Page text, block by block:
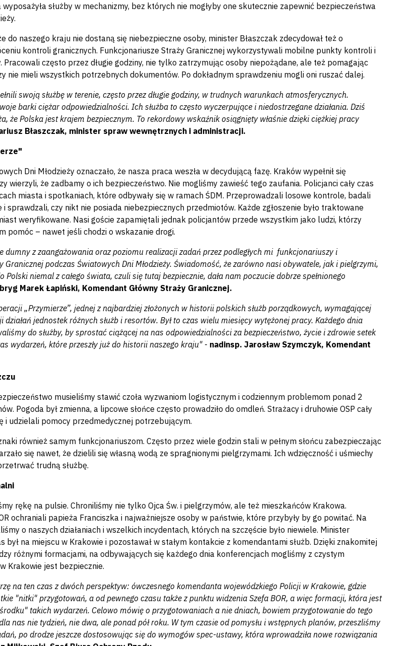
służby w mechanizmy, bez których nie mogłyby one skutecznie zapewnić bezpieczeństwa
do naszego kraju nie dostaną się niebezpieczne osoby, minister Błaszczak zdecydował też o
kontroli granicznych. Funkcjonariusze Straży Granicznej wykorzystywali mobilne punkty kontroli i
Pracowali często przez długie godziny, nie tylko zatrzymując osoby niepożądane, ale też pomagając
nie mieli wszystkich potrzebnych dokumentów. Po dokładnym sprawdzeniu mogli oni ruszać dalej.
swoją służbę w terenie, często przez długie godziny, w trudnych warunkach atmosferycznych.
barki ciężar odpowiedzialności. Ich służba to często wyczerpujące i niedostrzegane działania. Dziś
że Polska jest krajem bezpiecznym. To rekordowy wskaźnik osiągnięty właśnie dzięki ciężkiej pracy
Błaszczak, minister spraw wewnętrznych i administracji.
Dni Młodzieży oznaczało, że nasza praca weszła w decydującą fazę. Kraków wypełnił się
wierzyli, że zadbamy o ich bezpieczeństwo. Nie mogliśmy zawieść tego zaufania. Policjanci cały czas
miasta i spotkaniach, które odbywały się w ramach ŚDM. Przeprowadzali losowe kontrole, badali
sprawdzali, czy nikt nie posiada niebezpiecznych przedmiotów. Każde zgłoszenie było traktowane
weryfikowane. Nasi goście zapamiętali jednak policjantów przede wszystkim jako ludzi, którzy
pomóc – nawet jeśli chodzi o wskazanie drogi.
dumny z zaangażowania oraz poziomu realizacji zadań przez podległych mi funkcjonariuszy i
Granicznej podczas Światowych Dni Młodzieży. Świadomość, że zarówno nasi obywatele, jak i pielgrzymi,
Polski niemal z całego świata, czuli się tutaj bezpiecznie, dała nam poczucie dobrze spełnionego
Marek Łapiński, Komendant Główny Straży Granicznej.
„Przymierze”, jednej z najbardziej złożonych w historii polskich służb porządkowych, wymagającej
jednostek różnych służb i resortów. Był to czas wielu miesięcy wytężonej pracy. Każdego dnia
do służby, by sprostać ciążącej na nas odpowiedzialności za bezpieczeństwo, życie i zdrowie setek
wydarzeń, które przeszły już do historii naszego kraju" - nadinsp. Jarosław Szymczyk, Komendant
musieliśmy stawić czoła wyzwaniom logistycznym i codziennym problemom ponad 2
Pogoda był zmienna, a lipcowe słońce często prowadziło do omdleń. Strażacy i druhowie OSP cały
i udzielali pomocy przedmedycznej potrzebującym.
również samym funkcjonariuszom. Często przez wiele godzin stali w pełnym słońcu zabezpieczając
się nawet, że dzielili się własną wodą ze spragnionymi pielgrzymami. Ich wdzięczność i uśmiechy
trudną służbę.
rękę na pulsie. Chroniliśmy nie tylko Ojca Św. i pielgrzymów, ale też mieszkańców Krakowa.
ochraniali papieża Franciszka i najważniejsze osoby w państwie, które przybyły by go powitać. Na
o naszych działaniach i wszelkich incydentach, których na szczęście było niewiele. Minister
był na miejscu w Krakowie i pozostawał w stałym kontakcie z komendantami służb. Dzięki znakomitej
różnymi formacjami, na odbywających się każdego dnia konferencjach mogliśmy z czystym
Krakowie jest bezpiecznie.
na ten czas z dwóch perspektyw: ówczesnego komendanta wojewódzkiego Policji w Krakowie, gdzie
"nitki" przygotowań, a od pewnego czasu także z punktu widzenia Szefa BOR, a więc formacji, która jest
takich wydarzeń. Celowo mówię o przygotowaniach a nie dniach, bowiem przygotowanie do tego
nas nie tydzień, nie dwa, ale ponad pół roku. W tym czasie od pomysłu i wstępnych planów, przeszliśmy
po drodze jeszcze dostosowując się do wymogów spec-ustawy, która wprowadziła nowe rozwiązania